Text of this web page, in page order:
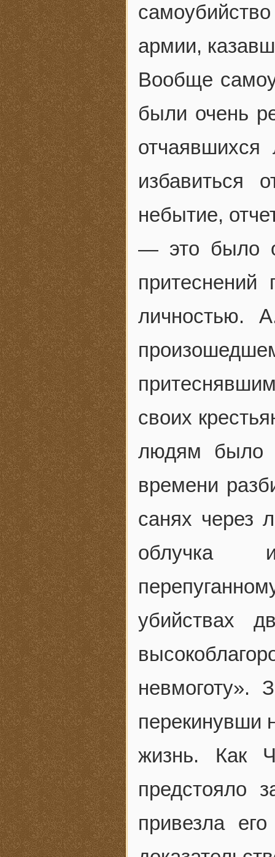
армии,
Вообще
были очень
избавиться
небытие,
— это было
притеснений
личностью.
своих
людям было
времени
санях через
облучка
убийствах
невмоготу».
перекинувши
жизнь. Как
предстояло
привезла